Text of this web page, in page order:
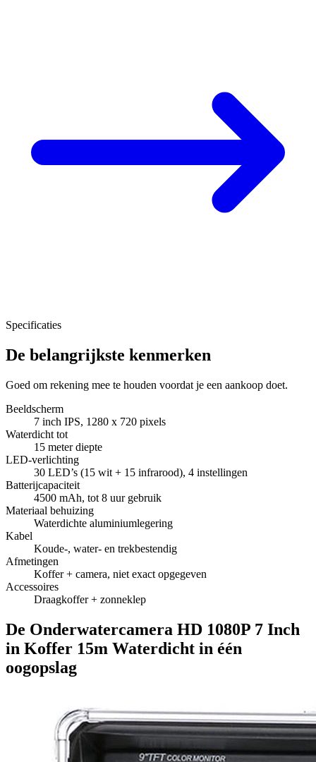
Specificaties
De belangrijkste kenmerken
Goed om rekening mee te houden voordat je een aankoop doet.
Beeldscherm
7 inch IPS, 1280 x 720 pixels
Waterdicht tot
15 meter diepte
LED-verlichting
30 LED’s (15 wit + 15 infrarood), 4 instellingen
Batterijcapaciteit
4500 mAh, tot 8 uur gebruik
Materiaal behuizing
Waterdichte aluminiumlegering
Kabel
Koude-, water- en trekbestendig
Afmetingen
Koffer + camera, niet exact opgegeven
Accessoires
Draagkoffer + zonneklep
De Onderwatercamera HD 1080P 7 Inch
in Koffer 15m Waterdicht in één
oogopslag